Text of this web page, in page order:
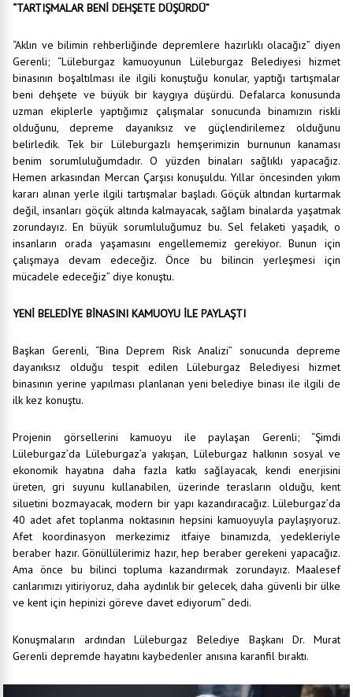
“TARTIŞMALAR BENİ DEHŞETE DÜŞÜRDÜ”
“Aklın ve bilimin rehberliğinde depremlere hazırlıklı olacağız” diyen
Gerenli; “Lüleburgaz kamuoyunun Lüleburgaz Belediyesi hizmet
binasının boşaltılması ile ilgili konuştuğu konular, yaptığı tartışmalar
beni dehşete ve büyük bir kaygıya düşürdü. Defalarca konusunda
uzman ekiplerle yaptığımız çalışmalar sonucunda binamızın riskli
olduğunu, depreme dayanıksız ve güçlendirilemez olduğunu
belirledik. Tek bir Lüleburgazlı hemşerimizin burnunun kanaması
benim sorumluluğumdadır. O yüzden binaları sağlıklı yapacağız.
Hemen arkasından Mercan Çarşısı konuşuldu. Yıllar öncesinden yıkım
kararı alınan yerle ilgili tartışmalar başladı. Göçük altından kurtarmak
değil, insanları göçük altında kalmayacak, sağlam binalarda yaşatmak
zorundayız. En büyük sorumluluğumuz bu. Sel felaketi yaşadık, o
insanların orada yaşamasını engellememiz gerekiyor. Bunun için
çalışmaya devam edeceğiz. Önce bu bilincin yerleşmesi için
mücadele edeceğiz” diye konuştu.
YENİ BELEDİYE BİNASINI KAMUOYU İLE PAYLAŞTI
Başkan Gerenli, “Bina Deprem Risk Analizi” sonucunda depreme
dayanıksız olduğu tespit edilen Lüleburgaz Belediyesi hizmet
binasının yerine yapılması planlanan yeni belediye binası ile ilgili de
ilk kez konuştu.
Projenin görsellerini kamuoyu ile paylaşan Gerenli; “Şimdi
Lüleburgaz’da Lüleburgaz’a yakışan, Lüleburgaz halkının sosyal ve
ekonomik hayatına daha fazla katkı sağlayacak, kendi enerjisini
üreten, gri suyunu kullanabilen, üzerinde terasların olduğu, kent
siluetini bozmayacak, modern bir yapı kazandıracağız. Lüleburgaz’da
40 adet afet toplanma noktasının hepsini kamuoyuyla paylaşıyoruz.
Afet koordinasyon merkezimiz itfaiye binamızda, yedekleriyle
beraber hazır. Gönüllülerimiz hazır, hep beraber gerekeni yapacağız.
Ama önce bu bilinci topluma kazandırmak zorundayız. Maalesef
canlarımızı yitiriyoruz, daha aydınlık bir gelecek, daha güvenli bir ülke
ve kent için hepinizi göreve davet ediyorum” dedi.
Konuşmaların ardından Lüleburgaz Belediye Başkanı Dr. Murat
Gerenli depremde hayatını kaybedenler anısına karanfil bıraktı.